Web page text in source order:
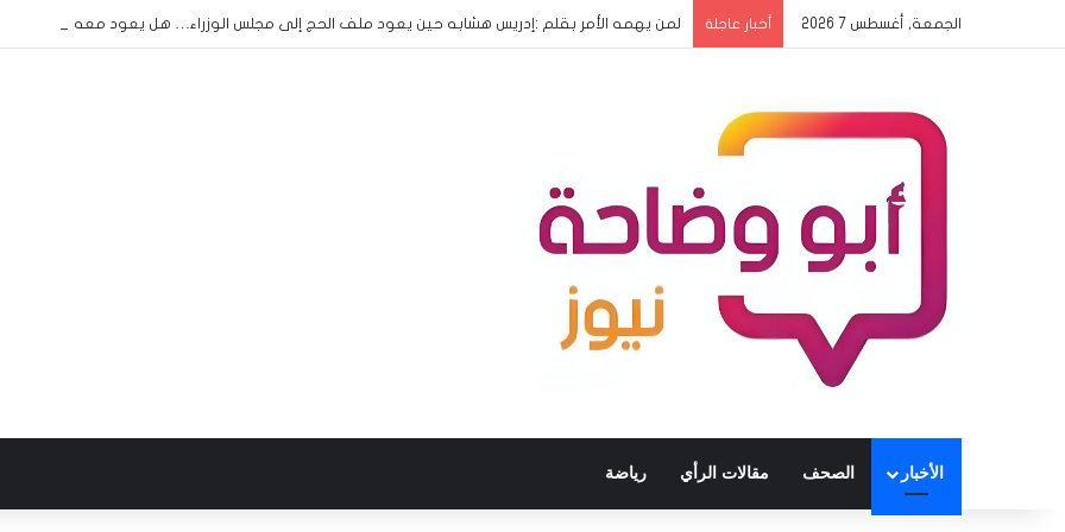
الجمعة, أغسطس 7 2026 أخبار عاجلة لمن يهمه الأمر بقلم :إدريس هشابه حين يعود ملف الحج إلى مجلس الوزراء… هل يعود معه الرشد؟
الأخبار الصحف مقالات الرأي رياضة